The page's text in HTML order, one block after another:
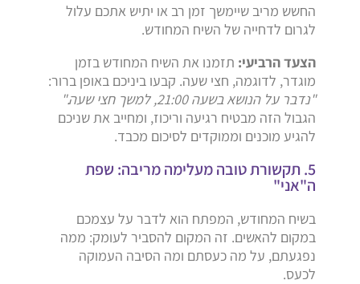
החשש מריב שיימשך זמן רב או יתיש אתכם עלול
לגרום לדחייה של השיח המחודש.
הצעד הרביעי: תזמנו את השיח המחודש בזמן
מוגדר, לדוגמה, חצי שעה. קבעו ביניכם באופן ברור:
"נדבר על הנושא בשעה 21:00, למשך חצי שעה."
הגבול הזה מבטיח רגיעה וריכוז, ומחייב את שניכם
להגיע מוכנים וממוקדים לסיכום מכבד.
5. תקשורת טובה מעלימה מריבה: שפת
ה"אני"
בשיח המחודש, המפתח הוא לדבר על עצמכם
במקום להאשים. זה המקום להסביר לעומק: ממה
נפגעתם, על מה כעסתם ומה הסיבה העמוקה
לכעס.